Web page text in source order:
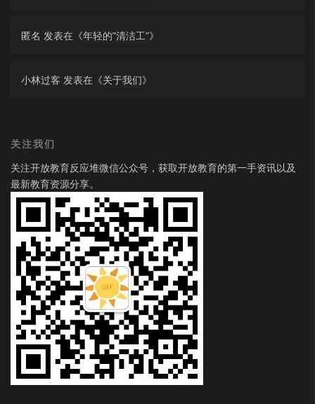
匿名 发表在《年轻的”清洁工”》
小林过客 发表在《关于我们》
关注我们
关注开放教育反应堆微信公众号，获取开放教育的第一手资讯以及
最新教育资源分享。